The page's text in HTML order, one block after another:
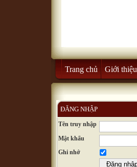
Trang chủ Giới thiệu
ĐĂNG NHẬP
Tên truy nhập
Mật khẩu
Ghi nhớ